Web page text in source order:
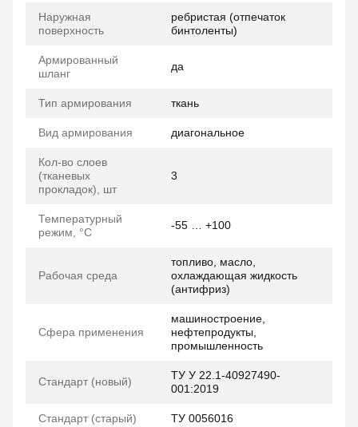
Наружная
поверхность
ребристая (отпечаток
бинтоленты)
Армированный
шланг
да
Тип армирования ткань
Вид армирования диагональное
Кол-во слоев
(тканевых
прокладок), шт
3
Температурный
режим, °C
-55 … +100
Рабочая среда
топливо, масло,
охлаждающая жидкость
(антифриз)
Сфера применения
машиностроение,
нефтепродукты,
промышленность
Стандарт (новый)
ТУ У 22.1-40927490-
001:2019
Стандарт (старый) ТУ 0056016